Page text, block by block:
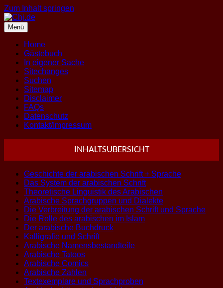
Zum Inhalt springen
Menü
Home
Gästebuch
In eigener Sache
Sitechanges
Suchen
Sitemap
Disclaimer
FAQs
Datenschutz
Kontakt/Impressum
INHALTSUBERSICHT
Geschichte der arabischen Schrift + Sprache
Das System der arabischen Schrift
Theoretische Linguistik des Arabischen
Arabische Sprachgruppen und Dialekte
Die Verbreitung der arabischen Schrift und Sprache
Die Rolle des arabischen im Islam
Der arabische Buchdruck
Kalligrafie und Schrift
Arabische Namensbestandteile
Arabische Tatoos
Arabische Comics
Arabische Zahlen
Textexemplare und Sprachproben